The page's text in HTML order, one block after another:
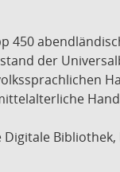
450
der